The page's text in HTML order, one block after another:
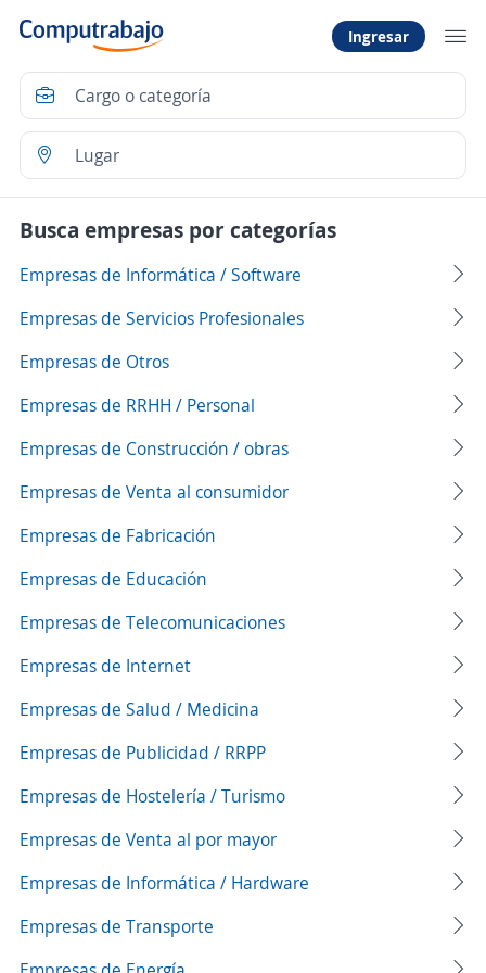
Ingresar
Busca empresas por categorías
Empresas de Informática / Software
Empresas de Servicios Profesionales
Empresas de Otros
Empresas de RRHH / Personal
Empresas de Construcción / obras
Empresas de Venta al consumidor
Empresas de Fabricación
Empresas de Educación
Empresas de Telecomunicaciones
Empresas de Internet
Empresas de Salud / Medicina
Empresas de Publicidad / RRPP
Empresas de Hostelería / Turismo
Empresas de Venta al por mayor
Empresas de Informática / Hardware
Empresas de Transporte